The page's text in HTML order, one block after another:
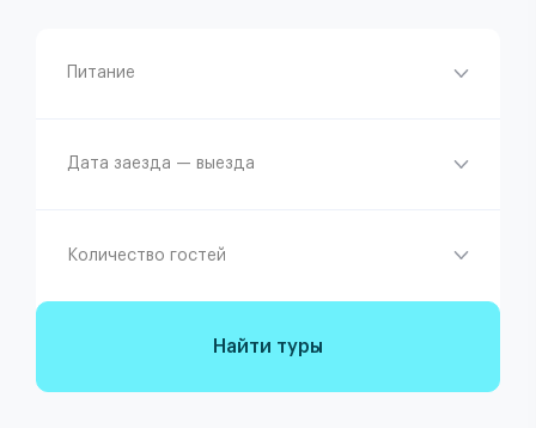
Питание
Дата заезда — выезда
Количество гостей
Найти туры